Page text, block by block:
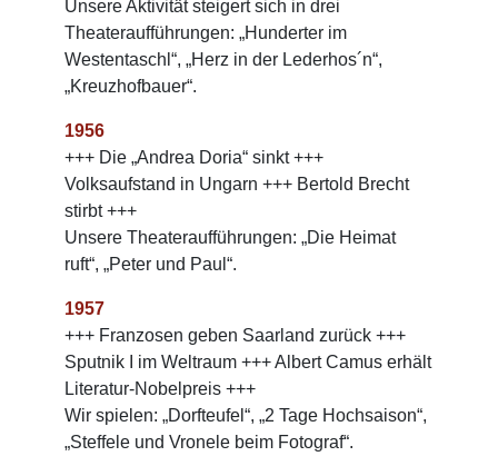
Unsere Aktivität steigert sich in drei
Theateraufführungen: „Hunderter im
Westentaschl“, „Herz in der Lederhos´n“,
„Kreuzhofbauer“.
1956
+++ Die „Andrea Doria“ sinkt +++
Volksaufstand in Ungarn +++ Bertold Brecht
stirbt +++
Unsere Theateraufführungen: „Die Heimat
ruft“, „Peter und Paul“.
1957
+++ Franzosen geben Saarland zurück +++
Sputnik I im Weltraum +++ Albert Camus erhält
Literatur-Nobelpreis +++
Wir spielen: „Dorfteufel“, „2 Tage Hochsaison“,
„Steffele und Vronele beim Fotograf“.